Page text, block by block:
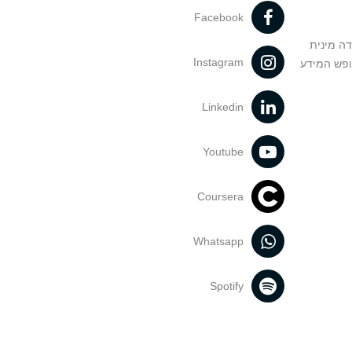
מינית
המידע
Facebook
Instagram
Linkedin
Youtube
Coursera
Whatsapp
Spotify